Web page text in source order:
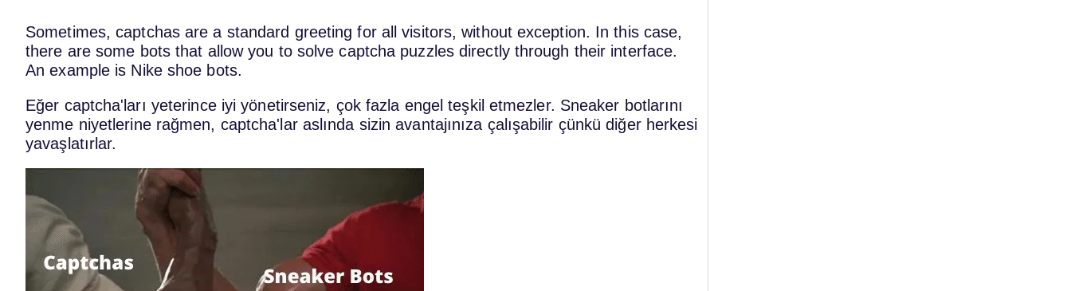
Sometimes, captchas are a standard greeting for all visitors, without exception. In this case,
there are some bots that allow you to solve captcha puzzles directly through their interface.
An example is Nike shoe bots.
Eğer captcha'ları yeterince iyi yönetirseniz, çok fazla engel teşkil etmezler. Sneaker botlarını
yenme niyetlerine rağmen, captcha'lar aslında sizin avantajınıza çalışabilir çünkü diğer herkesi
yavaşlatırlar.